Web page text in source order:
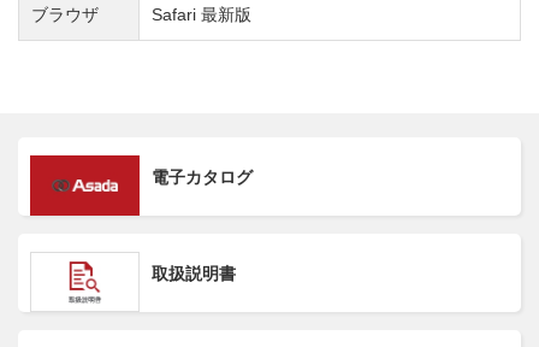
ブラウザ Safari 最新版
電子カタログ
取扱説明書